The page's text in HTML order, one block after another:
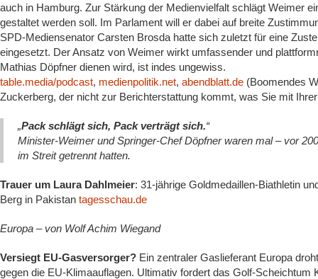
auch in Hamburg. Zur Stärkung der Medienvielfalt schlägt Weimer
gestaltet werden soll. Im Parlament will er dabei auf breite
SPD-Mediensenator Carsten Brosda hatte sich zuletzt für eine
eingesetzt. Der Ansatz von Weimer wirkt umfassender und
Mathias Döpfner dienen wird, ist indes ungewiss.
table.media/podcast, medienpolitik.net, abendblatt.de (Boomendes
Zuckerberg, der nicht zur Berichterstattung kommt, was Sie mit
„Pack schlägt sich, Pack verträgt sich.“
Minister-Weimer und Springer-Chef Döpfner waren mal – vor
im Streit getrennt hatten.
Trauer um Laura Dahlmeier: 31-jährige Goldmedaillen-Biathletin
Berg in Pakistan tagesschau.de
Europa – von Wolf Achim Wiegand
Versiegt EU-Gasversorger? Ein zentraler Gaslieferant Europa
gegen die EU-Klimaauflagen. Ultimativ fordert das Golf-Scheichtum